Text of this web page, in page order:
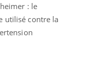
: le
utilisé contre la